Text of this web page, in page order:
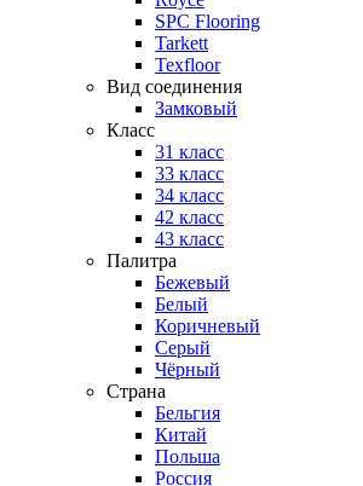
SPC Flooring
Tarkett
Texfloor
Вид соединения
Замковый
Класс
31 класс
33 класс
34 класс
42 класс
43 класс
Палитра
Бежевый
Белый
Коричневый
Серый
Чёрный
Страна
Бельгия
Китай
Польша
Россия